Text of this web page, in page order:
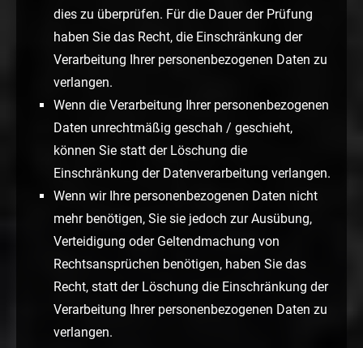
dies zu überprüfen. Für die Dauer der Prüfung
haben Sie das Recht, die Einschränkung der
Verarbeitung Ihrer personenbezogenen Daten zu
verlangen.
Wenn die Verarbeitung Ihrer personenbezogenen
Daten unrechtmäßig geschah / geschieht,
können Sie statt der Löschung die
Einschränkung der Datenverarbeitung verlangen.
Wenn wir Ihre personenbezogenen Daten nicht
mehr benötigen, Sie sie jedoch zur Ausübung,
Verteidigung oder Geltendmachung von
Rechtsansprüchen benötigen, haben Sie das
Recht, statt der Löschung die Einschränkung der
Verarbeitung Ihrer personenbezogenen Daten zu
verlangen.